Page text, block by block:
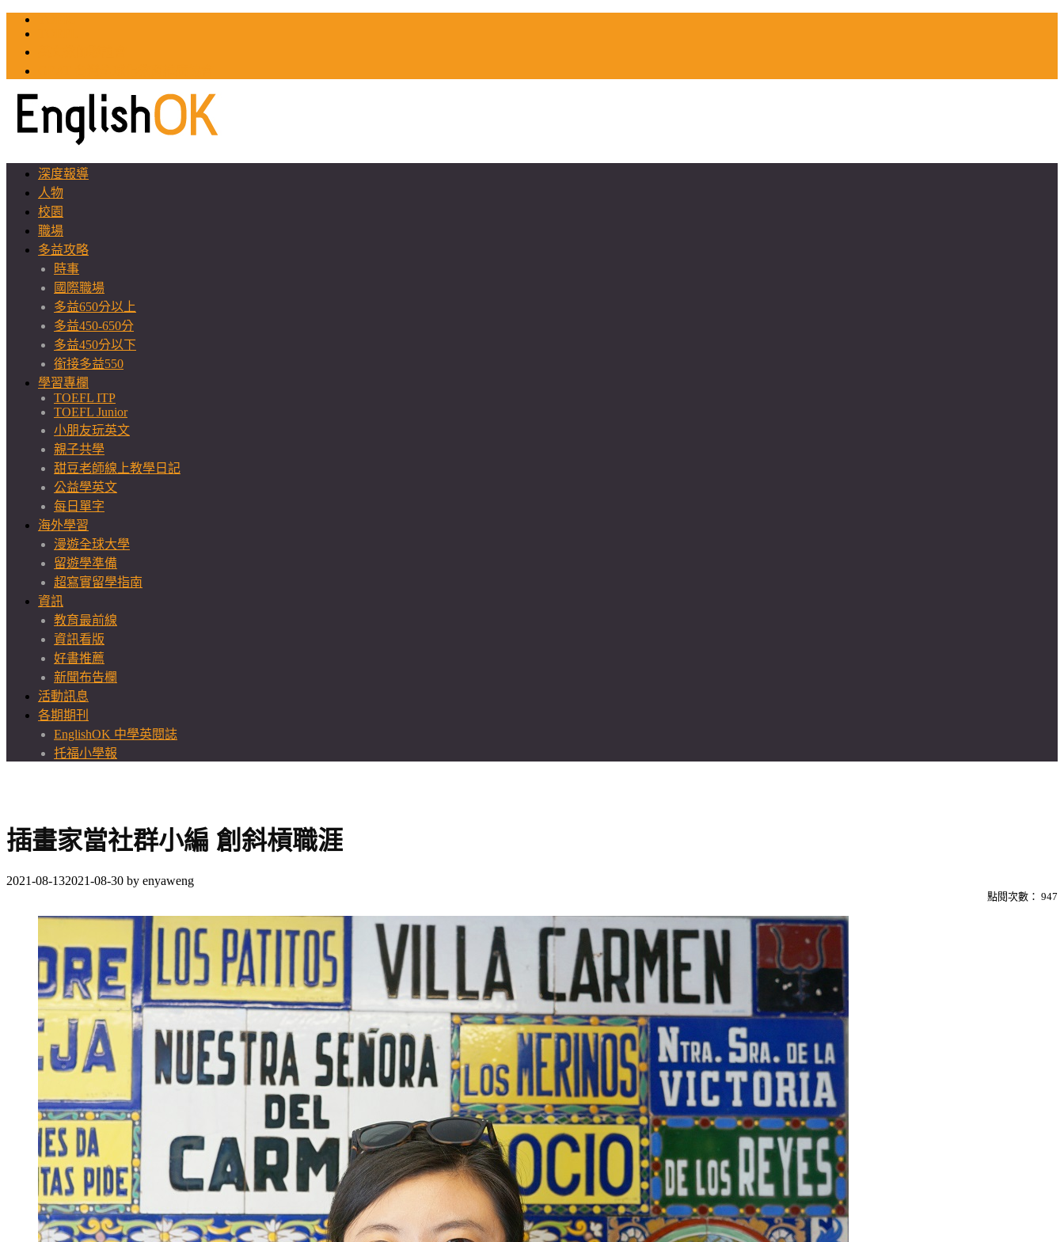
深度報導
人物
校園
職場
多益攻略
時事
國際職場
多益650分以上
多益450-650分
多益450分以下
銜接多益550
學習專欄
TOEFL ITP
TOEFL Junior
小朋友玩英文
親子共學
甜豆老師線上教學日記
公益學英文
每日單字
海外學習
漫遊全球大學
留遊學準備
超寫實留學指南
資訊
教育最前線
資訊看版
好書推薦
新聞布告欄
活動訊息
各期期刊
EnglishOK 中學英閱誌
托福小學報
插畫家當社群小編 創斜槓職涯
2021-08-132021-08-30 by enyaweng
點閱次數： 947